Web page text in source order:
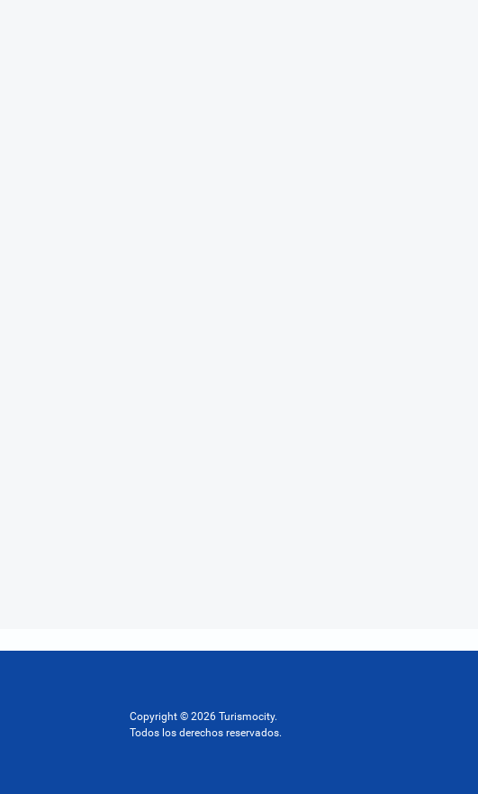
Copyright © 2026 Turismocity.
Todos los derechos reservados.